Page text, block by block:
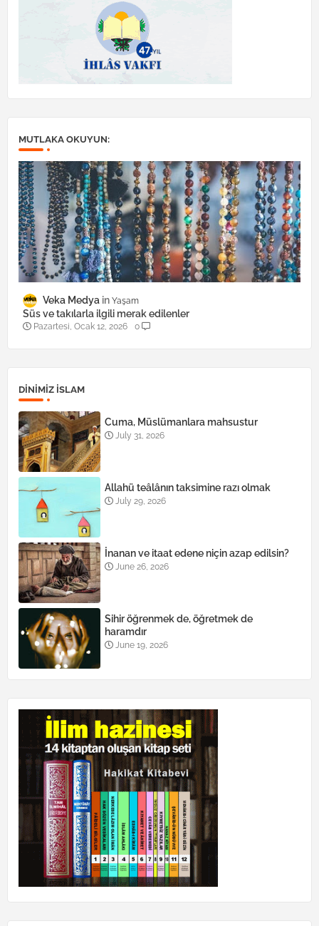
MUTLAKA OKUYUN:
Veka Medya Yaşam
Süs ve takılarla ilgili merak edilenler
Pazartesi, Ocak 12, 2026 0
DINIMIZ ISLAM
Cuma, Müslümanlara mahsustur
July 31, 2026
Allahü teâlânın taksimine razı olmak
July 29, 2026
İnanan ve itaat edene niçin azap edilsin?
June 26, 2026
Sihir öğrenmek de, öğretmek de
haramdır
June 19, 2026